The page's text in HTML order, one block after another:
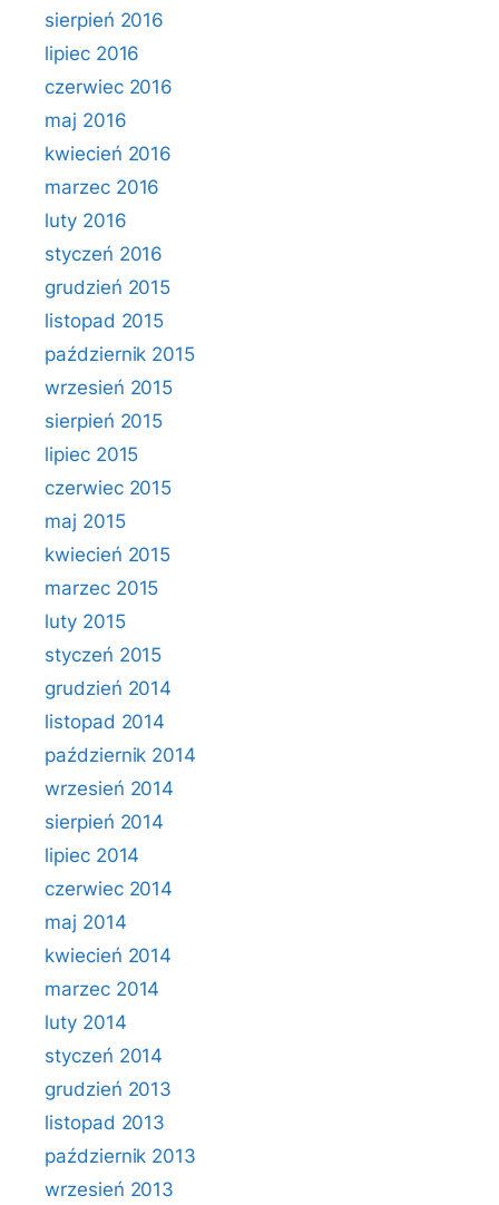
sierpień 2016
lipiec 2016
czerwiec 2016
maj 2016
kwiecień 2016
marzec 2016
luty 2016
styczeń 2016
grudzień 2015
listopad 2015
październik 2015
wrzesień 2015
sierpień 2015
lipiec 2015
czerwiec 2015
maj 2015
kwiecień 2015
marzec 2015
luty 2015
styczeń 2015
grudzień 2014
listopad 2014
październik 2014
wrzesień 2014
sierpień 2014
lipiec 2014
czerwiec 2014
maj 2014
kwiecień 2014
marzec 2014
luty 2014
styczeń 2014
grudzień 2013
listopad 2013
październik 2013
wrzesień 2013